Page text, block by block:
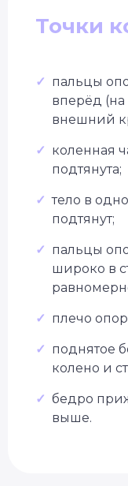
Точки
✓ пальцы
вперёд
внешний
✓ коленная
подтянута;
✓ тело в
подтянут;
✓ пальцы
широко в
✓ плечо
✓ поднятое
колено и
✓ бедро
выше.